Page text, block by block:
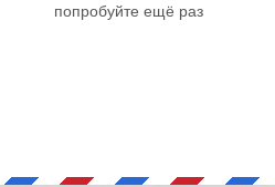
попробуйте ещё раз